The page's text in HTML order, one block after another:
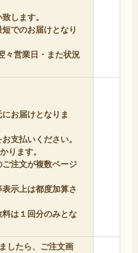
します。
でのお届けとなり
々営業日・また状況
お届けとなりま
支払いください。
ります。
注文が複数ページ
示上は都度加算さ
は１回分のみとな
したら、ご注文画